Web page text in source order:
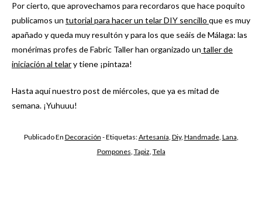
Por cierto, que aprovechamos para recordaros que hace poquito
publicamos un tutorial para hacer un telar DIY sencillo que es muy
apañado y queda muy resultón y para los que seáis de Málaga: las
monérimas profes de Fabric Taller han organizado un taller de
iniciación al telary tiene ¡pintaza!
Hasta aquí nuestro post de miércoles, que ya es mitad de
semana. ¡Yuhuuu!
Publicado En Decoración - Etiquetas:Artesanía, Diy, Handmade, Lana,
Pompones, Tapiz, Tela